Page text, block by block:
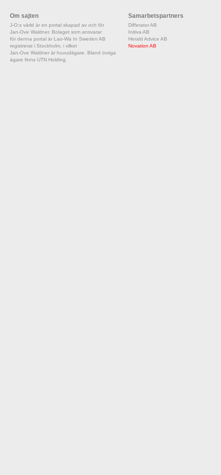
Om sajten
J-O:s värld är en portal skapad av och för
Jan-Ove Waldner. Bolaget som ansvarar
för denna portal är Lao-Wa In Sweden AB
registrerat i Stockholm, i vilket
Jan-Ove Waldner är huvudägare. Bland övriga
ägare finns UTN Holding.
Samarbetspartners
Differator AB
Initiva AB
Herald Advice AB
Novation AB